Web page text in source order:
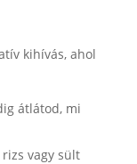
kihívás, ahol
átlátod, mi
rizs vagy sült